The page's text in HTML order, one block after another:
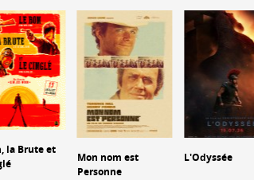
la Brute et
Mon nom est
Personne
L'Odyssée